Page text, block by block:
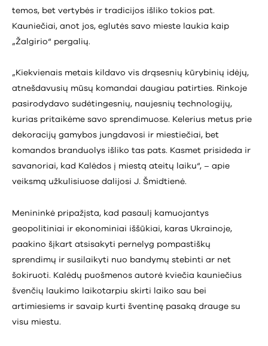
temos, bet vertybės ir tradicijos išliko tokios pat.
Kauniečiai, anot jos, eglutės savo mieste laukia kaip
„Žalgirio“ pergalių.
„Kiekvienais metais kildavo vis drąsesnių kūrybinių idėjų,
atnešdavusių mūsų komandai daugiau patirties. Rinkoje
pasirodydavo sudėtingesnių, naujesnių technologijų,
kurias pritaikėme savo sprendimuose. Kelerius metus prie
dekoracijų gamybos jungdavosi ir miestiečiai, bet
komandos branduolys išliko tas pats. Kasmet prisideda ir
savanoriai, kad Kalėdos į miestą ateitų laiku“, – apie
veiksmą užkulisiuose dalijosi J. Šmidtienė.
Menininkė pripažįsta, kad pasaulį kamuojantys
geopolitiniai ir ekonominiai iššūkiai, karas Ukrainoje,
paakino šįkart atsisakyti pernelyg pompastiškų
sprendimų ir susilaikyti nuo bandymų stebinti ar net
šokiruoti. Kalėdų puošmenos autorė kviečia kauniečius
švenčių laukimo laikotarpiu skirti laiko sau bei
artimiesiems ir savaip kurti šventinę pasaką drauge su
visu miestu.